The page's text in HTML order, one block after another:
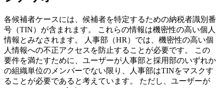
各候補者ケースには、候補者を特定するための納税者識別番
号（TIN）が含まれます。 これらの情報は機密性の高い個人
情報とみなされます。 人事部（HR）では、機密性の高い個
人情報への不正アクセスを防止することが必要です。 この
要件を満たすために、ユーザーが人事部と採用部のいずれか
の組織単位のメンバーでない限り、人事部はTINをマスクす
ることが必要であると考えています。 ただし、ユーザーが